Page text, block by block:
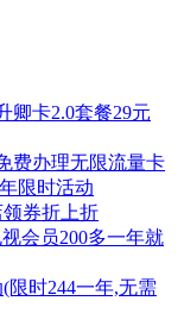
卿卡2.0套餐29元
费办理无限流量卡
限时活动
领券折上折
会员200多一年就
限时244一年,无需